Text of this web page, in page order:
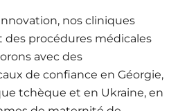
nos cliniques
des procédures médicales
avec des
de confiance en Géorgie,
tchèque et en Ukraine, en